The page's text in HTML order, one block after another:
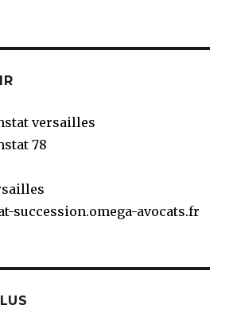
versailles
78
succession.omega-avocats.fr